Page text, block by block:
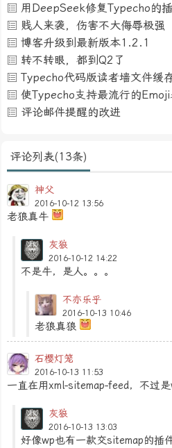
用DeepSeek修复Typecho的
贱人来袭，伤害不大侮辱极强
博客升级到最新版本1.2.1
转不转眼，都到Q2了
Typecho代码版读者墙文件缓
使Typecho支持最流行的
评论邮件提醒的改进
评论列表(13条)
神父
2016-10-12 13:56
老狼真牛
灰狼
2016-10-12 14:22
不是牛，是人。。。
不亦乐乎
2016-10-13 10:46
老狼真狼
石樱灯笼
2016-10-13 11:53
一直在用xml-sitemap-feed，不过
灰狼
2016-10-13 13:03
好像wp也有一款交sitemap的插